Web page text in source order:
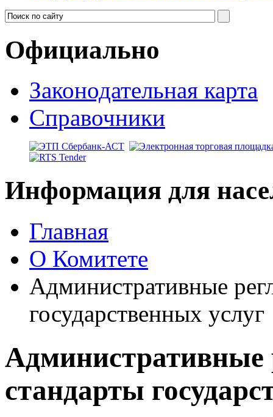
Официально
Законодательная карта
Справочники
Информация для
Главная
О Комитете
Административные
государственных услуг
Административные
стандарты